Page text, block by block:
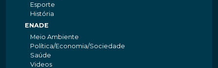
Esporte
História
ENADE
Meio Ambiente
Política/Economia/Sociedade
Saúde
Videos